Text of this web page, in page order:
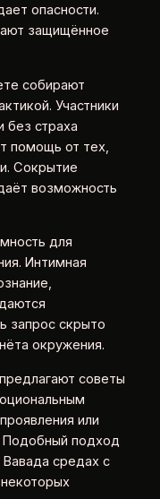
опасности.
защищённое
собирают
Участники
без страха
помощь от тех,
Сокрытие
возможность
для
Интимная
запрос скрыто
окружения.
советы
или
Подобный подход
средах с